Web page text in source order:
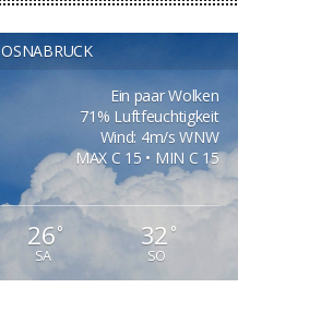
OSNABRÜCK
Ein paar Wolken
71% Luftfeuchtigkeit
Wind: 4m/s WNW
MAX C 15 • MIN C 15
26°
SA
32 °
SO